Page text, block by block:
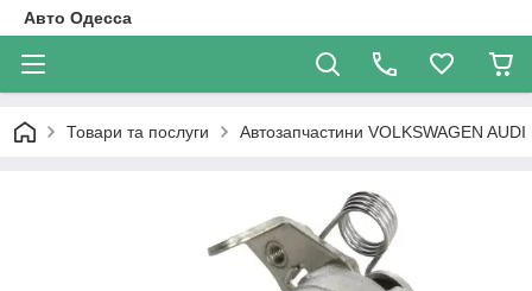
Авто Одесса
Товари та послуги Автозапчастини VOLKSWAGEN AUDI